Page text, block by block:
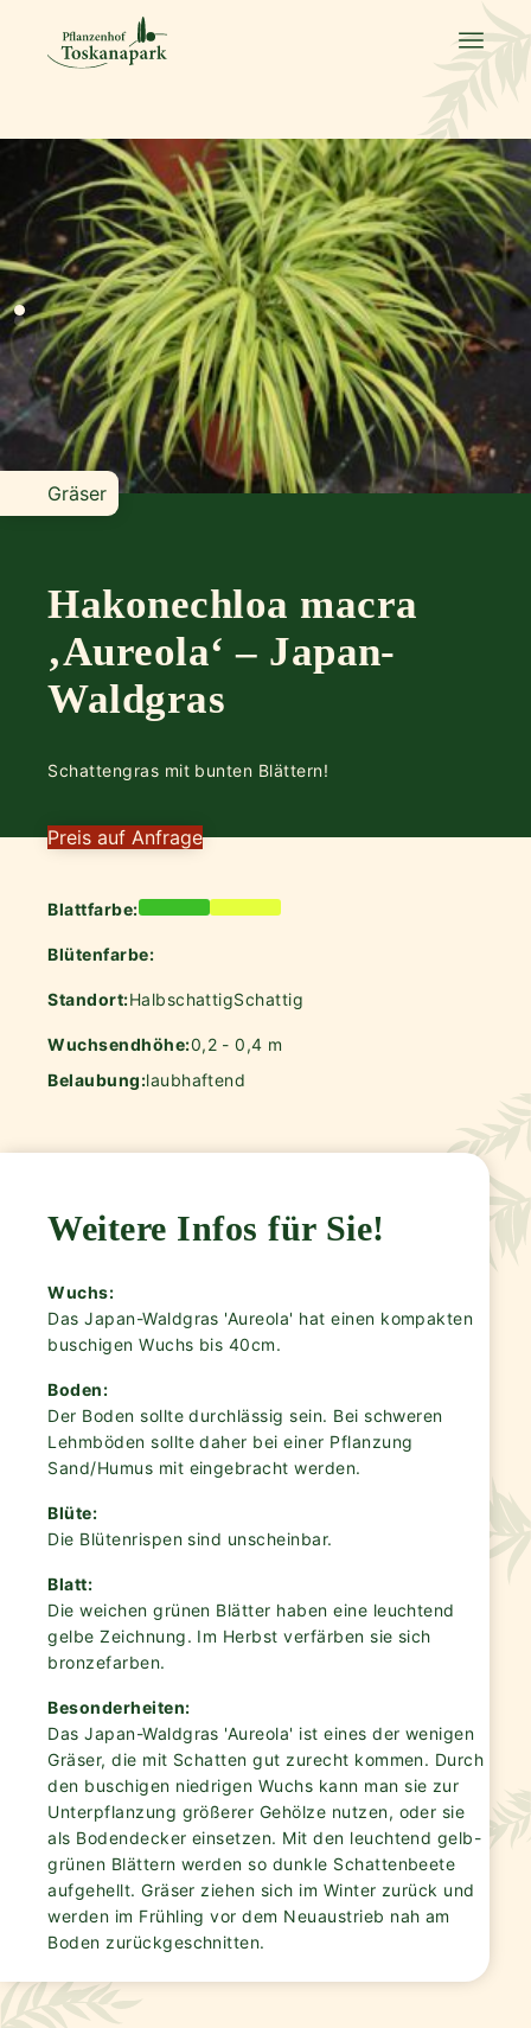
Gräser
Hakonechloa macra
‚Aureola‘ – Japan-
Waldgras
Schattengras mit bunten Blättern!
Preis auf Anfrage
Blattfarbe:
Blütenfarbe:
Standort:HalbschattigSchattig
Wuchsendhöhe:0,2 - 0,4 m
Belaubung:laubhaftend
Weitere Infos für Sie!
Wuchs:
Das Japan-Waldgras 'Aureola' hat einen kompakten
buschigen Wuchs bis 40cm.
Boden:
Der Boden sollte durchlässig sein. Bei schweren
Lehmböden sollte daher bei einer Pflanzung
Sand/Humus mit eingebracht werden.
Blüte:
Die Blütenrispen sind unscheinbar.
Blatt:
Die weichen grünen Blätter haben eine leuchtend
gelbe Zeichnung. Im Herbst verfärben sie sich
bronzefarben.
Besonderheiten:
Das Japan-Waldgras 'Aureola' ist eines der wenigen
Gräser, die mit Schatten gut zurecht kommen. Durch
den buschigen niedrigen Wuchs kann man sie zur
Unterpflanzung größerer Gehölze nutzen, oder sie
als Bodendecker einsetzen. Mit den leuchtend gelb-
grünen Blättern werden so dunkle Schattenbeete
aufgehellt. Gräser ziehen sich im Winter zurück und
werden im Frühling vor dem Neuaustrieb nah am
Boden zurückgeschnitten.